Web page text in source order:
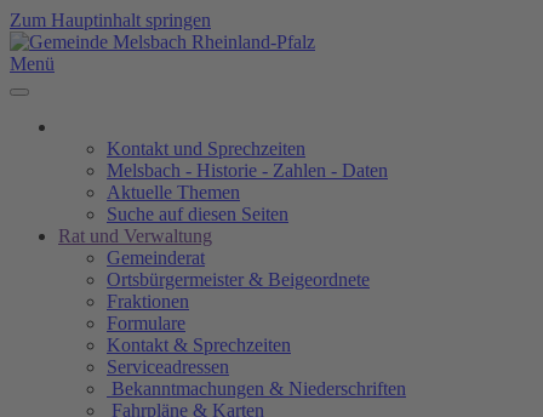
Zum Hauptinhalt springen
Menü
Kontakt und Sprechzeiten
Melsbach - Historie - Zahlen - Daten
Aktuelle Themen
Suche auf diesen Seiten
Rat und Verwaltung
Gemeinderat
Ortsbürgermeister & Beigeordnete
Fraktionen
Formulare
Kontakt & Sprechzeiten
Serviceadressen
Bekanntmachungen & Niederschriften
Fahrpläne & Karten